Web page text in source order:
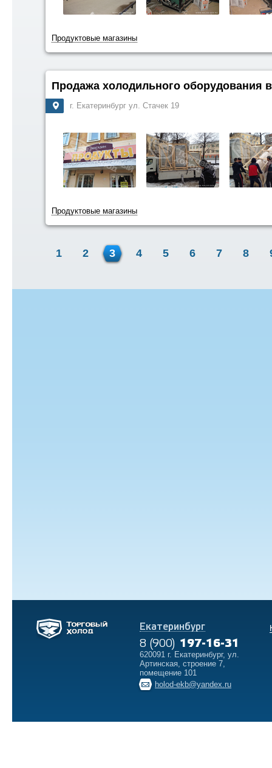
Продуктовые магазины
Продажа холодильного
г. Екатеринбург ул. Стачек 19
Продуктовые магазины
1 2 3 4 5 6 7 8
Екатеринбург
8 (900) 197-16-31
620091 г. Екатеринбург, ул.
Артинская, строение 7,
помещение 101
holod-ekb@yandex.ru